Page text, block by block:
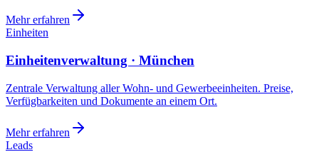
Mehr erfahren
Einheiten
Einheitenverwaltung · München
Zentrale Verwaltung aller Wohn- und Gewerbeeinheiten. Preise,
Verfügbarkeiten und Dokumente an einem Ort.
Mehr erfahren
Leads